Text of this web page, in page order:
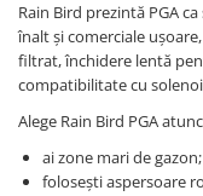
Rain Bird prezintă PGA
înalt și comerciale
filtrat, închidere lentă
compatibilitate cu
Alege Rain Bird PGA
ai zone mari de gazon;
folosești aspersoare